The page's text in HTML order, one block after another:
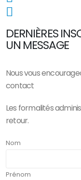
DERNIÈRES
UN MESSAGE
Nous vous
contact
Les formalités
retour.
Nom
Prénom